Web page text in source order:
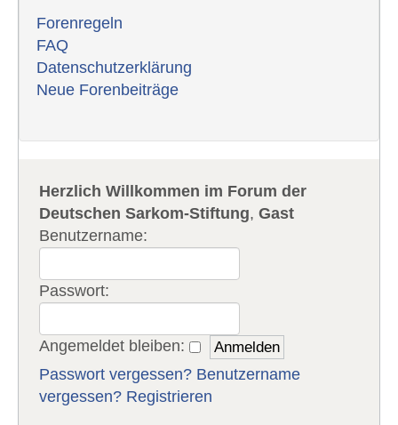
Forenregeln
FAQ
Datenschutzerklärung
Neue Forenbeiträge
Herzlich Willkommen im Forum der
Deutschen Sarkom-Stiftung,Gast
Benutzername:
Passwort:
Angemeldet bleiben:
Passwort vergessen? Benutzername
vergessen? Registrieren